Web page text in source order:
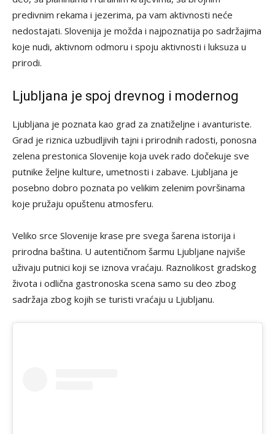
predivnim rekama i jezerima, pa vam aktivnosti neće
nedostajati. Slovenija je možda i najpoznatija po sadržajima
koje nudi, aktivnom odmoru i spoju aktivnosti i luksuza u
prirodi.
Ljubljana je spoj drevnog i modernog
Ljubljana je poznata kao grad za znatiželjne i avanturiste.
Grad je riznica uzbudljivih tajni i prirodnih radosti, ponosna
zelena prestonica Slovenije koja uvek rado dočekuje sve
putnike željne kulture, umetnosti i zabave. Ljubljana je
posebno dobro poznata po velikim zelenim površinama
koje pružaju opuštenu atmosferu.
Veliko srce Slovenije krase pre svega šarena istorija i
prirodna baština. U autentičnom šarmu Ljubljane najviše
uživaju putnici koji se iznova vraćaju. Raznolikost gradskog
života i odlična gastronoska scena samo su deo zbog
sadržaja zbog kojih se turisti vraćaju u Ljubljanu.